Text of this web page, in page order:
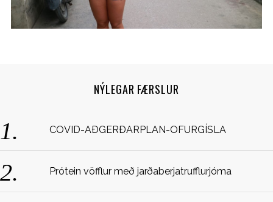
NÝLEGAR FÆRSLUR
COVID-AÐGERÐARPLAN-OFURGÍSLA
Prótein vöfflur með jarðaberjatrufflurjóma
S
r